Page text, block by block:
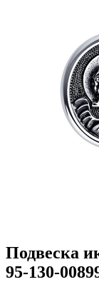
Подвеска
95-130-